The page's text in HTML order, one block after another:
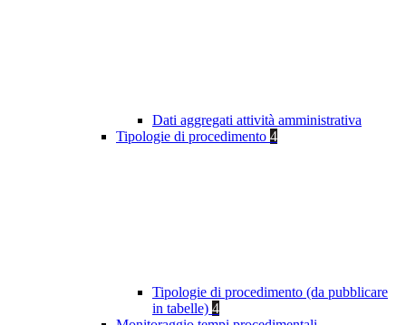
Dati aggregati attività amministrativa
Tipologie di procedimento 4
Tipologie di procedimento (da pubblicare
in tabelle) 4